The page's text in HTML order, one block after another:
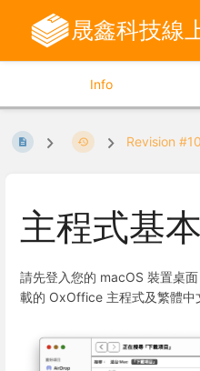
晟鑫科技線
Info
Revision
主程式基
請先登入您的 macOS 裝置桌
載的 OxOffice 主程式及繁體中